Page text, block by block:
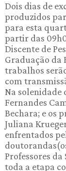
Dois dias de
produzidos
para esta
partir das
Discente de
Graduação da
trabalhos
com
Na solenidade
Fernandes
Bechara; e os
Juliana
enfrentados
Professores
toda a etapa